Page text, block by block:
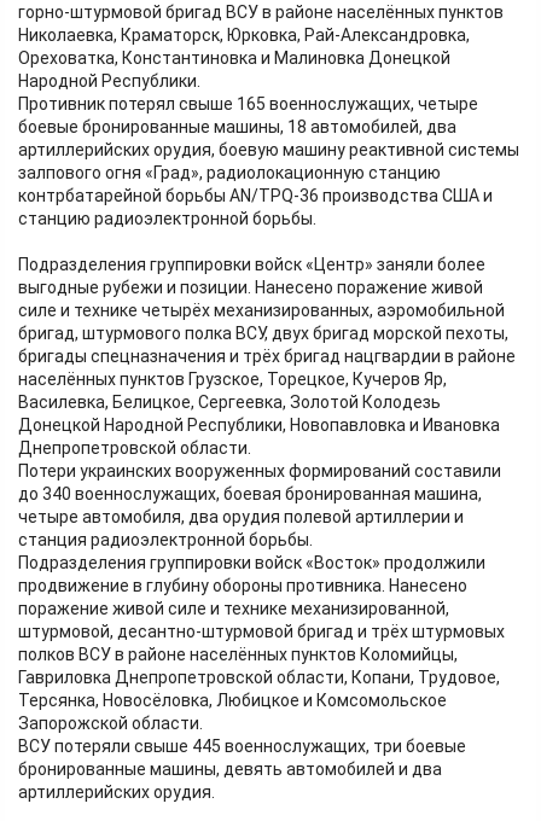
горно-штурмовой бригад ВСУ в районе населённых пунктов
Николаевка, Краматорск, Юрковка, Рай-Александровка,
Ореховатка, Константиновка и Малиновка Донецкой
Народной Республики.
Противник потерял свыше 165 военнослужащих, четыре
боевые бронированные машины, 18 автомобилей, два
артиллерийских орудия, боевую машину реактивной системы
залпового огня «Град», радиолокационную станцию
контрбатарейной борьбы AN/TPQ-36 производства США и
станцию радиоэлектронной борьбы.
Подразделения группировки войск «Центр» заняли более
выгодные рубежи и позиции. Нанесено поражение живой
силе и технике четырёх механизированных, аэромобильной
бригад, штурмового полка ВСУ, двух бригад морской пехоты,
бригады спецназначения и трёх бригад нацгвардии в районе
населённых пунктов Грузское, Торецкое, Кучеров Яр,
Василевка, Белицкое, Сергеевка, Золотой Колодезь
Донецкой Народной Республики, Новопавловка и Ивановка
Днепропетровской области.
Потери украинских вооруженных формирований составили
до 340 военнослужащих, боевая бронированная машина,
четыре автомобиля, два орудия полевой артиллерии и
станция радиоэлектронной борьбы.
Подразделения группировки войск «Восток» продолжили
продвижение в глубину обороны противника. Нанесено
поражение живой силе и технике механизированной,
штурмовой, десантно-штурмовой бригад и трёх штурмовых
полков ВСУ в районе населённых пунктов Коломийцы,
Гавриловка Днепропетровской области, Копани, Трудовое,
Терсянка, Новосёловка, Любицкое и Комсомольское
Запорожской области.
ВСУ потеряли свыше 445 военнослужащих, три боевые
бронированные машины, девять автомобилей и два
артиллерийских орудия.